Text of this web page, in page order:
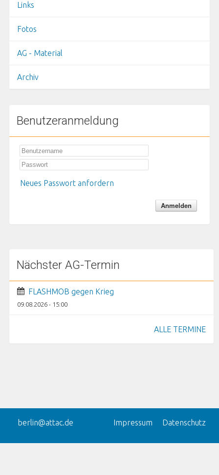
Links
Fotos
AG - Material
Archiv
Benutzeranmeldung
Neues Passwort anfordern
Nächster AG-Termin
FLASHMOB gegen Krieg
09.08.2026 - 15:00
ALLE TERMINE
berlin@attac.de Impressum Datenschutz